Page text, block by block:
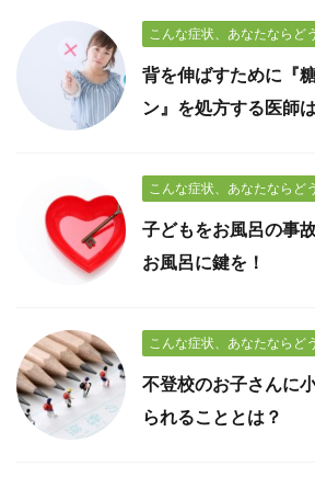
こんな症状、あなたならど
背を伸ばすために『
ン』を処方する医師
こんな症状、あなたならど
子どもをお風呂の事
お風呂に鍵を！
こんな症状、あなたならど
不登校のお子さんに
られることとは？